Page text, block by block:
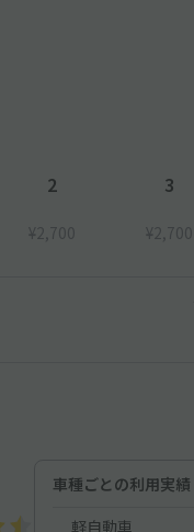
2
¥2,700
3
¥2,700
車種ごとの利用実績
軽自動車